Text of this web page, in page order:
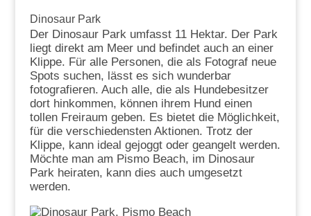
Dinosaur Park
Der Dinosaur Park umfasst 11 Hektar. Der Park
liegt direkt am Meer und befindet auch an einer
Klippe. Für alle Personen, die als Fotograf neue
Spots suchen, lässt es sich wunderbar
fotografieren. Auch alle, die als Hundebesitzer
dort hinkommen, können ihrem Hund einen
tollen Freiraum geben. Es bietet die Möglichkeit,
für die verschiedensten Aktionen. Trotz der
Klippe, kann ideal gejoggt oder geangelt werden.
Möchte man am Pismo Beach, im Dinosaur
Park heiraten, kann dies auch umgesetzt
werden.